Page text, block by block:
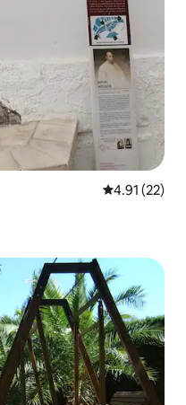
คะแนนเฉลี่ย
4.91 (22)